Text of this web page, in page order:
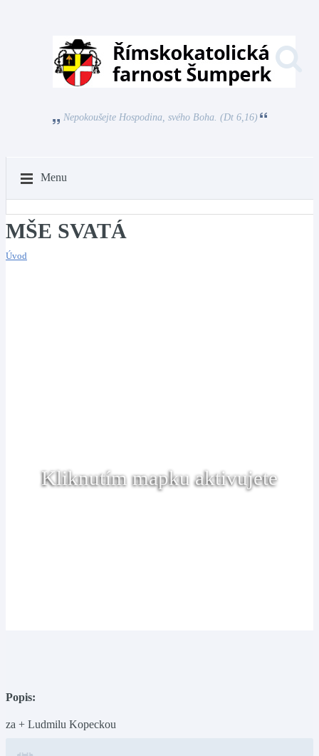
Nepokoušejte Hospodina, svého Boha. (Dt 6,16)
Menu
MŠE SVATÁ
Úvod
Kliknutím mapku aktivujete
Popis:
za + Ludmilu Kopeckou